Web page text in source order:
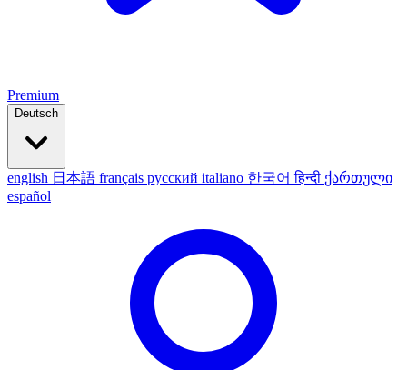
Premium
Deutsch
english 日本語 français русский italiano 한국어हिन्दी ქართული
español